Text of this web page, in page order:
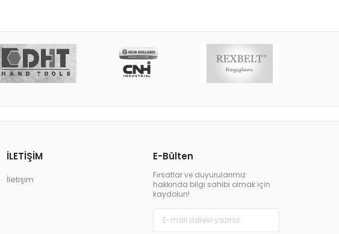
E-Bülten
Fırsatlar ve duyurularımız
hakkında bilgi sahibi olmak için
kaydolun!
İLETİŞİM
İletişim